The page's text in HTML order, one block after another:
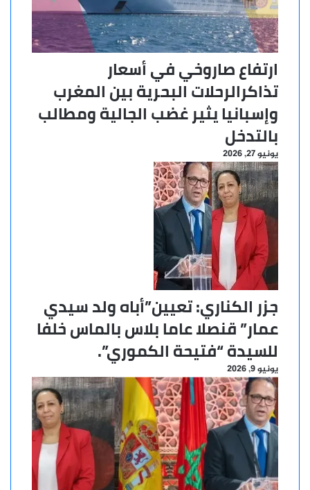
ارتفاع صاروخي في أسعار
تذاكرالرحلات البحرية بين المغرب
وإسبانيا يثير غضب الجالية ومطالب
بالتدخل
يونيو 27, 2026
جزر الكناري: تعيين”أباه ولد سيدي
عمار” قنصلا عاما بلاس بالماس خلفا
للسيدة “فتيحة الكموري”.
يونيو 9, 2026